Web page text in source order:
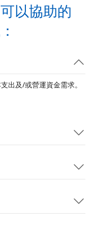
以協助的
出及/或營運資金需求。